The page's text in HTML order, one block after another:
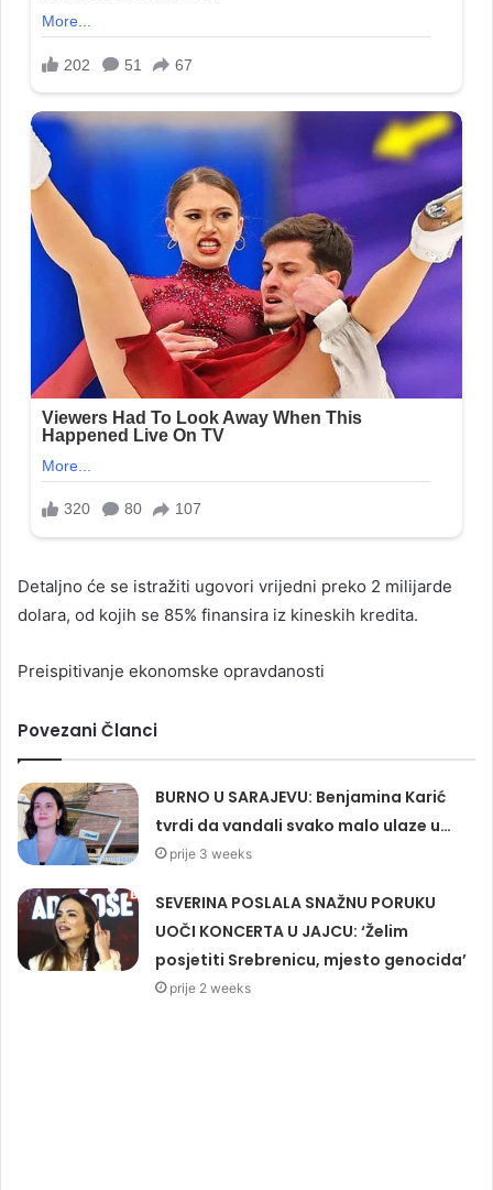
Detaljno će se istražiti ugovori vrijedni preko 2 milijarde
dolara, od kojih se 85% finansira iz kineskih kredita.
Preispitivanje ekonomske opravdanosti
Povezani Članci
BURNO U SARAJEVU: Benjamina Karić
tvrdi da vandali svako malo ulaze u…
prije 3 weeks
SEVERINA POSLALA SNAŽNU PORUKU
UOČI KONCERTA U JAJCU: ‘Želim
posjetiti Srebrenicu, mjesto genocida’
prije 2 weeks